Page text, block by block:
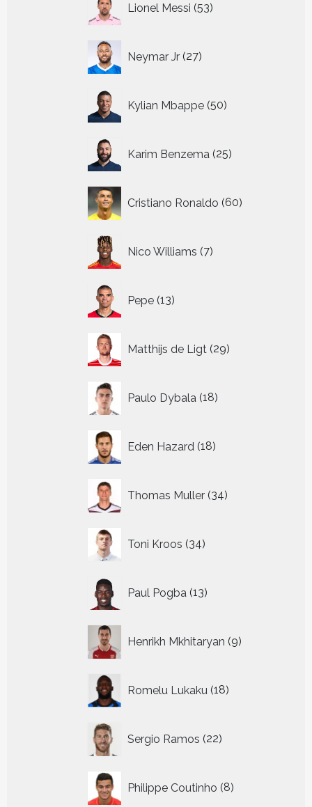
Lionel Messi 53
producten
Neymar Jr 27
producten
Kylian Mbappe 50
producten
Karim Benzema 25
producten
Cristiano Ronaldo 60
producten
Nico Williams 7
producten
Pepe 13
producten
Matthijs de Ligt 29
producten
Paulo Dybala 18
producten
Eden Hazard 18
producten
Thomas Muller 34
producten
Toni Kroos 34
producten
Paul Pogba 13
producten
Henrikh Mkhitaryan 9
producten
Romelu Lukaku 18
producten
Sergio Ramos 22
producten
Philippe Coutinho 8
producten